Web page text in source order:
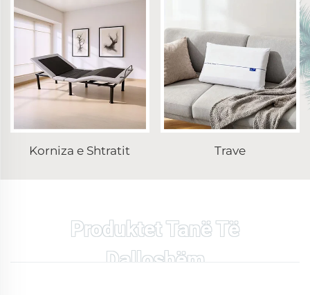
Korniza e Shtratit Trave
Produktet Tanë Të
Dalloshëm